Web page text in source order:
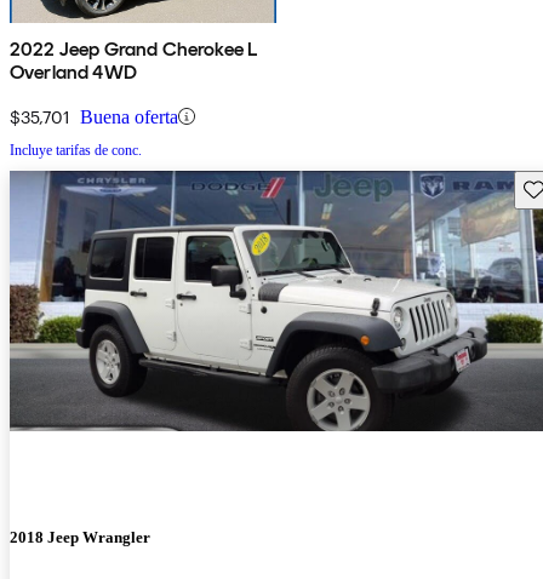
2022 Jeep Grand Cherokee L
Overland 4WD
$35,701 Buena oferta
Incluye tarifas de conc.
2018 Jeep Wrangler